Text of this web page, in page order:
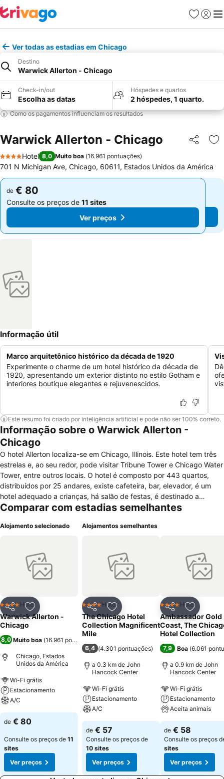
Favoritos
Iniciar
Ver todas as estadias em Chicago
Destino
Warwick Allerton - Chicago
Check-in/out
Escolha as datas
Hóspedes e quartos
2 hóspedes, 1 quarto.
Como os pagamentos influenciam os resultados
Warwick Allerton - Chicago Partilhar
4 Estrelas
Hotel 8,0 Muito boa (16.961 pontuações)
701 N Michigan Ave, Chicago, 60611, Estados Unidos da América
de € 80
Consulte os preços de 11 sites
Ver preços
de € 80
Consulte os preços de 11 sites
Ver preços
Informação útil
Marco arquitetônico histórico da década de 1920
Experimente o charme de um hotel histórico da década de
1920, apresentando um exterior distinto no estilo Gotham e
interiores boutique elegantes e rejuvenescidos.
Este resumo foi criado por inteligência artificial e pode não ser 100% correto.
Informação sobre o Warwick Allerton -
Chicago
O hotel Allerton localiza-se em Chicago, Illinois. Este hotel tem três
estrelas e, ao seu redor, pode visitar Tribune Tower e Chicago Water
Tower, entre outros locais. O hotel é composto por 443 quartos,
distribuídos por 25 andares, existe cafeteira, bar, elevador, é um
hotel adequado a crianças, há salão de festas, é destinado a
pessoas não fumadoras, pode dispor de ar condicionado nas zonas
relação aos serviços disponíveis no hotel pode contar com serviço
na recepção caso necessite ainda pode ter assistência turística. Os
quartos de hotel estão equipados com berços para receber bebés,
há espelho, rádio que possui relógio também, existe, secador de
destinados a pessoas não fumadoras. Próximo do hotel pode
também jogar ténis, fazer aeróbica e ainda praticar natação.
Comparar com estadias semelhantes
Alojamento selecionado
PartilharAdicionar aos favoritos
4 EstrelasHotel
Warwick Allerton -
Chicago
8,0 Muito boa (16.961 pontuações
Chicago, Estados
Unidos da América
Wi-Fi grátis
Estacionamento
A/C
de € 80
Consulte os preços de 11
sites
Ver preços
Alojamentos semelhantes
PartilharAdicionar aos favoritos
4 EstrelasHotel
The Chicago Hotel
Collection Magnificent
Mile
6,4 (4.301 pontuações)
a 0.3 km de John
Hancock Center
Wi-Fi grátis
Estacionamento
A/C
de € 57
Consulte os preços de
10 sites
Ver preços
Partilhar
4 EstrelasHotel
Ambassador Gold
Coast, The
Hotel Collection
7,9 Boa (6.061
a 0.9 km de John
Hancock Center
Wi-Fi grátis
Estacionamento
Aceita animais
de € 58
Consulte os preços
sites
Ver preços